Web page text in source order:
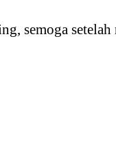
semoga